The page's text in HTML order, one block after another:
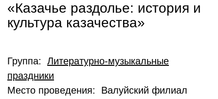
«Казачье раздолье: история и
культура казачества»
Группа: Литературно-музыкальные
праздники
Место проведения: Валуйский филиал